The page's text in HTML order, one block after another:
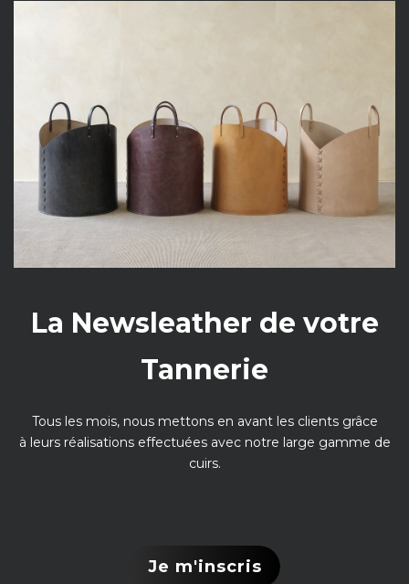
La Newsleather de votre
Tannerie
Tous les mois, nous mettons en avant les clients grâce
à leurs réalisations effectuées avec notre large gamme de
cuirs.
Je m'inscris